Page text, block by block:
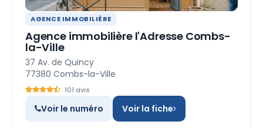
AGENCE IMMOBILIÈRE
Agence immobilière l'Adresse Combs-
la-Ville
37 Av. de Quincy
77380 Combs-la-Ville
101 avis
Voir le numéro Voir la fiche